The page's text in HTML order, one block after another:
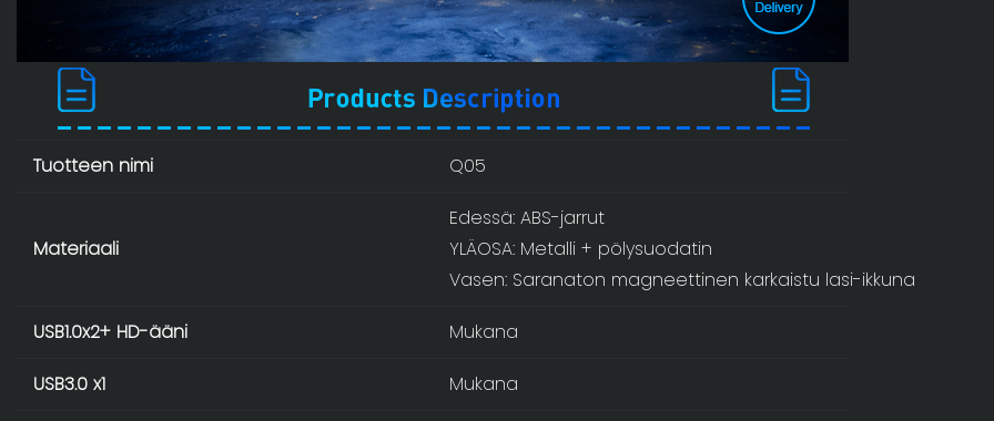
Tuotteen nimi Q05
Materiaali
Edessä: ABS-jarrut
YLÄOSA: Metalli + pölysuodatin
Vasen: Saranaton magneettinen karkaistu lasi-ikkuna
USB1.0x2+ HD-ääni Mukana
USB3.0 x1 Mukana